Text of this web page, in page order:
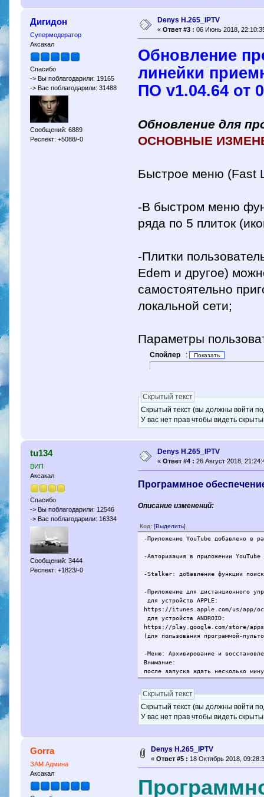
Дигидон
Супермодератор
Аксакал
Спасибо
-> Вы поблагодарили: 19165
-> Вас поблагодарили: 31488
Сообщений: 6889
Респект: +5088/-0
Denys H.265_IPTV
« Ответ #3 : 06 Июнь 2018,
Обновление
линейки
ПО v1.04.64 от
Обновление для
ОСНОВНЫЕ
Быстрое меню (Fast
-В быстром меню
ряда по 5 плиток
-Плитки
Edem и другое)
самостоятельно
локальной сети;
Параметры
Спойлер :
Скрытый текст
Скрытый текст (вы должны войти
У вас нет прав чтобы видеть
tu134
ВИП
Аксакал
Спасибо
-> Вы поблагодарили: 12546
-> Вас поблагодарили: 16334
Сообщений: 3444
Респект: +1823/-0
Denys H.265_IPTV
« Ответ #4 : 26 Август 2018,
Программное
Описание изменений:
Код:[Выделить]
-Приложение YouTube добавлено в
-Авторизация в приложении
-Stalker: добавление функции
-Приложение для дистанционного
для устройств APPLE:
https://itunes.apple.com/us/app/
для устройств ANDROID:
https://play.google.com/store/
(для пользования программой-
-Меню: Архивирование и
Внимание:
после запуска ждать несколько
-Исправление ошибки NO AUDIO
-Расширение списка стран в
-Расширение списка частот DVBT2
-Улучшения в части синхронизации
-Исправления проблем меню USALS
Скрытый текст
Скрытый текст (вы должны войти
У вас нет прав чтобы видеть
Gorra
ЗАМ Админа
Аксакал
Denys H.265_IPTV
« Ответ #5 : 18 Октябрь 2018,